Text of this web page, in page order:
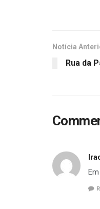
Notícia
Rua da